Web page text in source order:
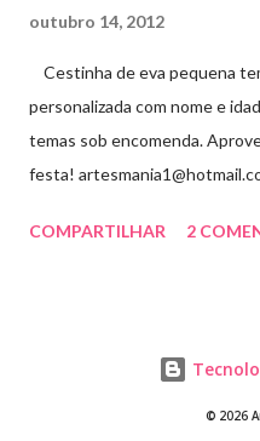
outubro 14, 2012
Cestinha de eva pequena
personalizada com nome e
temas sob encomenda.
festa!
COMPARTILHAR 2
© 2026